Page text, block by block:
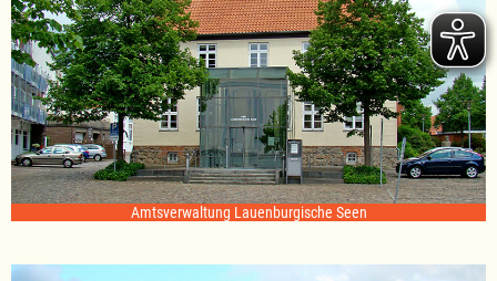
Amtsverwaltung Lauenburgische Seen